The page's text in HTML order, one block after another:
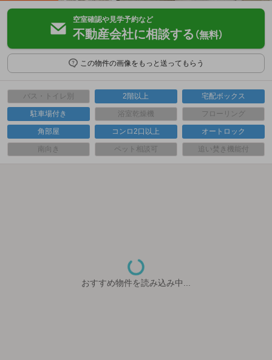
空室確認や見学予約など
不動産会社に相談する （無料）
この物件の画像をもっと送ってもらう
バス・トイレ別 2階以上 宅配ボックス
駐車場付き 浴室乾燥機 フローリング
角部屋 コンロ2口以上 オートロック
南向き ペット相談可 追い焚き機能付
おすすめ物件を読み込み中...